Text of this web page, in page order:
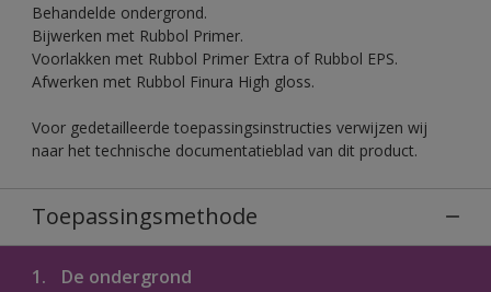
Behandelde ondergrond.
Bijwerken met Rubbol Primer.
Voorlakken met Rubbol Primer Extra of Rubbol EPS.
Afwerken met Rubbol Finura High gloss.
Voor gedetailleerde toepassingsinstructies verwijzen wij
naar het technische documentatieblad van dit product.
Toepassingsmethode
1. De ondergrond